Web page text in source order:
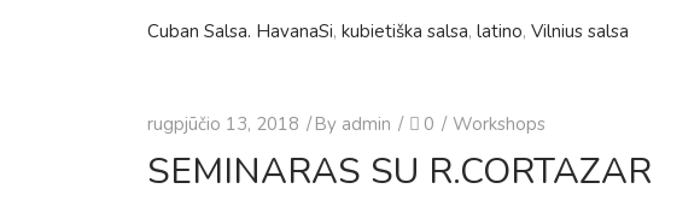
Cuban Salsa. HavanaSi, kubietiška salsa, latino, Vilnius salsa
rugpjūčio 13, 2018 By admin 0 Workshops
SEMINARAS SU R.CORTAZAR